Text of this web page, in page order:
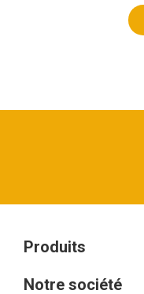
Produits
Notre société